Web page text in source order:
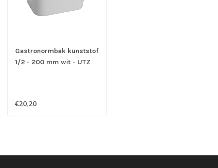
Gastronormbak kunststof
1/2 - 200 mm wit - UTZ
€20,20